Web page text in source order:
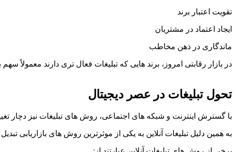
تقویت اعتبار برند
ایجاد اعتماد در مشتریان
ماندگاری در ذهن مخاطب
در بازار رقابتی امروز، برند هایی که تبلیغات فعال تری دارند معمولاً
تحول تبلیغات در عصر دیجیتال
با گسترش اینترنت و شبکه های اجتماعی، روش های تبلیغات نیز دچار
به همین دلیل تبلیغات آنلاین به یکی از موثرترین روش های بازاریابی